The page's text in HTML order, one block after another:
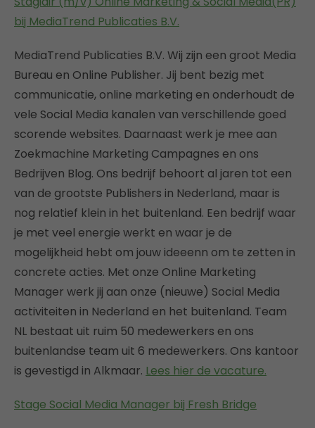
bij MediaTrend Publicaties B.V.
MediaTrend Publicaties B.V. Wij zijn een groot Media
Bureau en Online Publisher. Jij bent bezig met
communicatie, online marketing en onderhoudt de
vele Social Media kanalen van verschillende goed
scorende websites. Daarnaast werk je mee aan
Zoekmachine Marketing Campagnes en ons
Bedrijven Blog. Ons bedrijf behoort al jaren tot een
van de grootste Publishers in Nederland, maar is
nog relatief klein in het buitenland. Een bedrijf waar
je met veel energie werkt en waar je de
mogelijkheid hebt om jouw ideeenn om te zetten in
concrete acties. Met onze Online Marketing
Manager werk jij aan onze (nieuwe) Social Media
activiteiten in Nederland en het buitenland. Team
NL bestaat uit ruim 50 medewerkers en ons
buitenlandse team uit 6 medewerkers. Ons kantoor
is gevestigd in Alkmaar. Lees hier de vacature.
Stage Social Media Manager bij Fresh Bridge